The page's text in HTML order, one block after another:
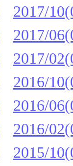
2017/
2017/
2017/
2016/
2016/
2016/
2015/